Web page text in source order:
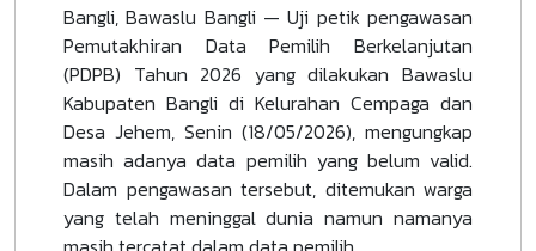
Bangli, Bawaslu Bangli — Uji petik pengawasan
Pemutakhiran Data Pemilih Berkelanjutan
(PDPB) Tahun 2026 yang dilakukan Bawaslu
Kabupaten Bangli di Kelurahan Cempaga dan
Desa Jehem, Senin (18/05/2026), mengungkap
masih adanya data pemilih yang belum valid.
Dalam pengawasan tersebut, ditemukan warga
yang telah meninggal dunia namun namanya